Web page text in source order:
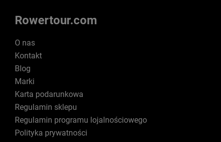
Rowertour.com
O nas
Kontakt
Blog
Marki
Karta podarunkowa
Regulamin sklepu
Regulamin programu lojalnościowego
Polityka prywatności